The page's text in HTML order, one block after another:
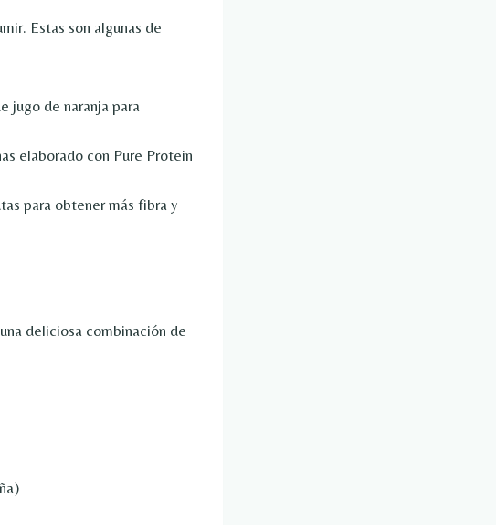
Estas son algunas de
jugo de naranja para
elaborado con Pure Protein
para obtener más fibra y
deliciosa combinación de